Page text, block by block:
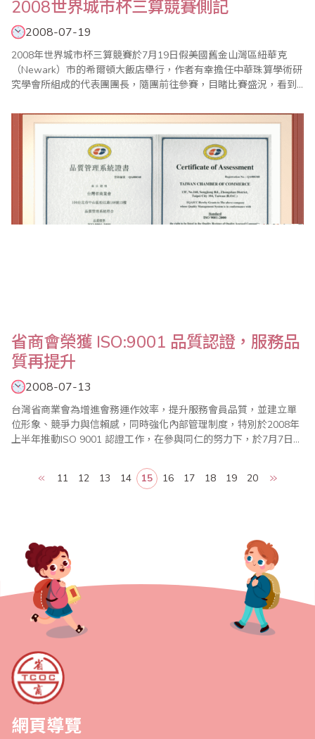
2008世界城市杯三算競賽側記
2008-07-19
2008年世界城市杯三算競賽於7月19日假美國舊金山灣區紐華克
（Newark）市的希爾頓大飯店舉行，作者有幸擔任中華珠算學術研
究學會所組成的代表團團長，隨團前往參賽，目睹比賽盛況，看到
州的「英雄好漢」，摩拳擦掌專心競技，對新一代華人子弟的用心
上進，各地珠心算傳承者的執著努力，感到無比振奮，對老祖宗三
千年前的偉大發明，可以把散居千里之外的後生..
省商會榮獲 ISO:9001 品質認證，服務品
質再提升
2008-07-13
台灣省商業會為增進會務運作效率，提升服務會員品質，並建立單
位形象、競爭力與信賴感，同時強化內部管理制度，特別於2008年
上半年推動ISO 9001 認證工作，在參與同仁的努力下，於7月7日通
Forum,國際認證論壇）授權美國 ANAB（ANSI-ASQ National
Accreditation Boar..
11 12 13 14 15 16 17 18 19 20
網頁導覽